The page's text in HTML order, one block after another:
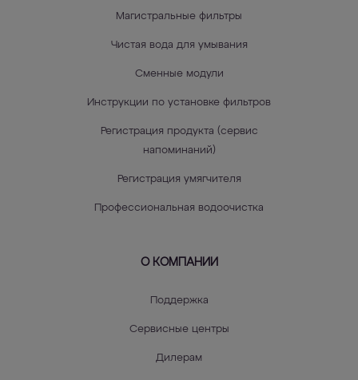
Магистральные фильтры
Чистая вода для умывания
Сменные модули
Инструкции по установке фильтров
Регистрация продукта (сервис
напоминаний)
Регистрация умягчителя
Профессиональная водоочистка
О КОМПАНИИ
Поддержка
Сервисные центры
Дилерам